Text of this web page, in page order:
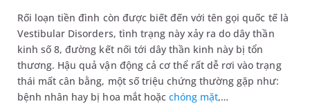
Rối loạn tiền đình còn được biết đến với tên gọi quốc tế là
Vestibular Disorders, tình trạng này xảy ra do dây thần
kinh số 8, đường kết nối tới dây thần kinh này bị tổn
thương. Hậu quả vận động cả cơ thể rất dễ rơi vào trạng
thái mất cân bằng, một số triệu chứng thường gặp như:
bệnh nhân hay bị hoa mắt hoặc chóng mặt,…